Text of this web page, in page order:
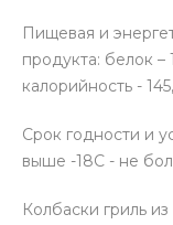
Пищевая и
продукта: белок –
калорийность -
Срок годности и
выше -18С - не
Колбаски гриль